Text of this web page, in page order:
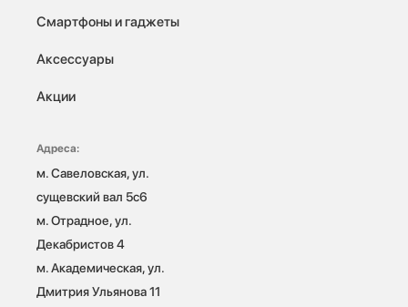
Смартфоны и гаджеты
Аксессуары
Акции
Адреса:
м. Савеловская, ул.
сущевский вал 5с6
м. Отрадное, ул.
Декабристов 4
м. Академическая, ул.
Дмитрия Ульянова 11